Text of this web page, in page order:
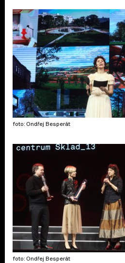
foto: Ondřej Besperát
foto: Ondřej Besperát